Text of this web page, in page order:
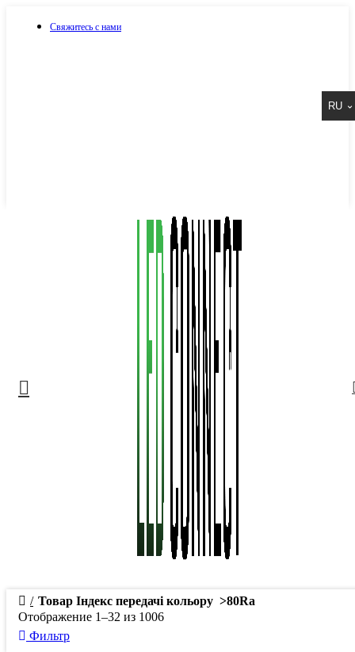
Свяжитесь с нами
RU
Товар Індекс передачі кольору >80Ra
Отображение 1–32 из 1006
Фильтр